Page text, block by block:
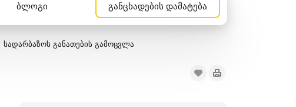
ბლოგი განცხადების დამატება
სადარბაზოს განათების გამოცვლა